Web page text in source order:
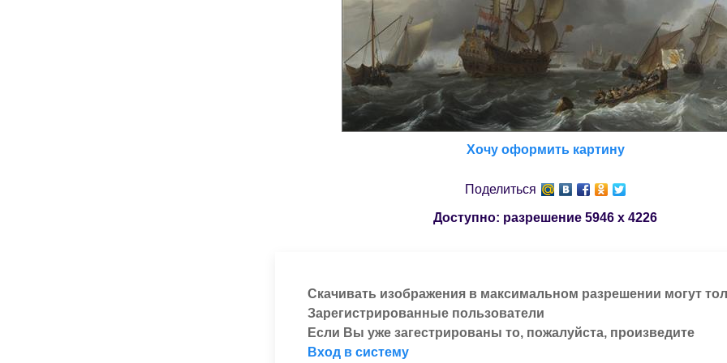
Хочу оформить картину
Поделиться
Доступно: разрешение 5946 x 4226
Скачивать изображения в максимальном разрешении могут
Зарегистрированные пользователи
Если Вы уже загестрированы то, пожалуйста, произведите
Вход в систему